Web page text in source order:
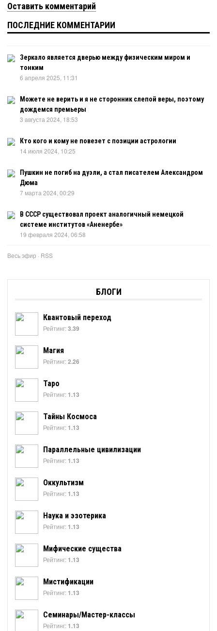
Оставить комментарий
ПОСЛЕДНИЕ КОММЕНТАРИИ
Зеркало является дверью между физическим миром и
тонким
6 апреля 2025, 11:31
Можете не верить и я не сторонник слепой веры, поэтому
дождемся премьеры
3 августа 2024, 18:53
Кто кого и кому не повезет с позиции астрологии
14 июля 2024, 10:25
Пушкин не погиб на дуэли, а стал писателем Александром
Дюма
7 марта 2024, 00:29
В СССР существовал проект аналогичный немецкой
системе институтов «Аненербе»
19 февраля 2024, 06:58
Весь эфир · RSS
БЛОГИ
Квантовый переход
Рейтинг:3.39
Магия
Рейтинг:2.26
Таро
Рейтинг: 1.13
Тайны Космоса
Рейтинг: 1.13
Параллельные цивилизации
Рейтинг: 1.13
Оккультизм
Рейтинг: 1.13
Наука и эзотерика
Рейтинг: 1.13
Мифические существа
Рейтинг: 1.13
Мистификации
Рейтинг: 1.13
Семинары/Мастер-классы
Рейтинг: 1.13